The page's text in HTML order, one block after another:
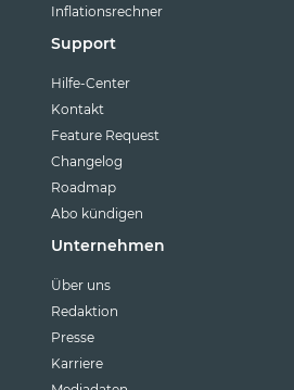
Inflationsrechner
Support
Hilfe-Center
Kontakt
Feature Request
Changelog
Roadmap
Abo kündigen
Unternehmen
Über uns
Redaktion
Presse
Karriere